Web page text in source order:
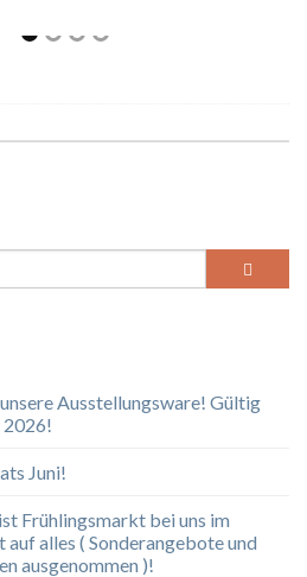
Ausstellungsware! Gültig
2026!
Juni!
Frühlingsmarkt bei uns im
auf alles ( Sonderangebote und
ausgenommen )!